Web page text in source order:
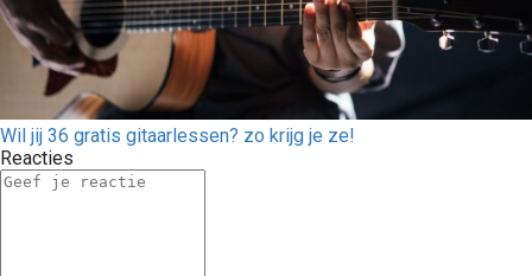
Wil jij 36 gratis gitaarlessen? zo krijg je ze!
Reacties